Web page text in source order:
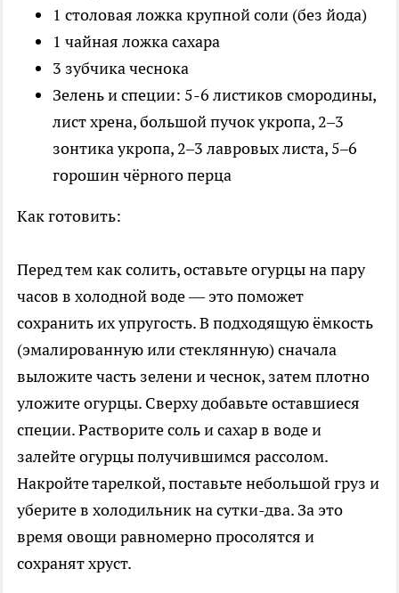
1 столовая ложка крупной соли (без йода)
1 чайная ложка сахара
3 зубчика чеснока
Зелень и специи: 5-6 листиков смородины,
лист хрена, большой пучок укропа, 2–3
зонтика укропа, 2–3 лавровых листа, 5–6
горошин чёрного перца
Как готовить:
Перед тем как солить, оставьте огурцы на пару
часов в холодной воде — это поможет
сохранить их упругость. В подходящую ёмкость
(эмалированную или стеклянную) сначала
выложите часть зелени и чеснок, затем плотно
уложите огурцы. Сверху добавьте оставшиеся
специи. Растворите соль и сахар в воде и
залейте огурцы получившимся рассолом.
Накройте тарелкой, поставьте небольшой груз и
уберите в холодильник на сутки-два. За это
время овощи равномерно просолятся и
сохранят хруст.